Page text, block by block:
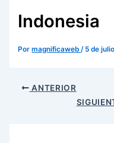
Indonesia
Pormagnificaweb/ 5 de
ANTERIOR